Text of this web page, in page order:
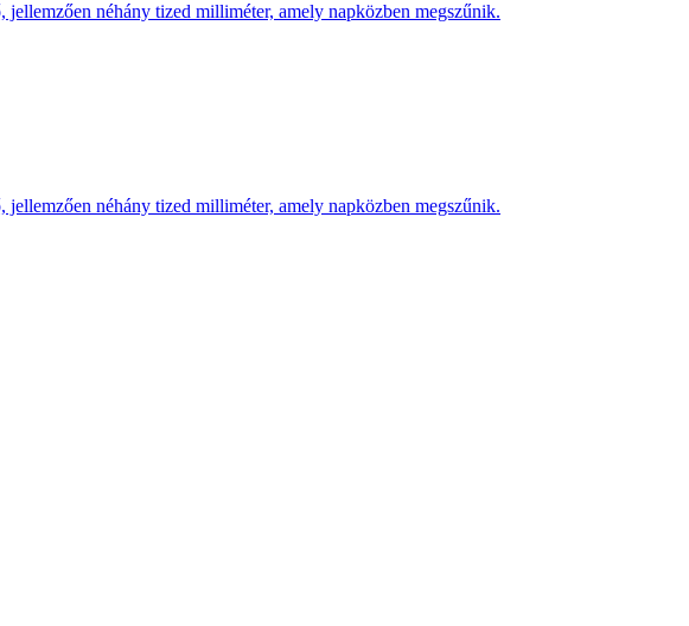
néhány tized milliméter, amely napközben megszűnik.
néhány tized milliméter, amely napközben megszűnik.